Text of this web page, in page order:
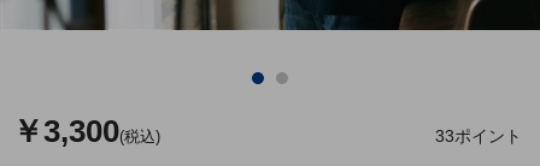
￥3,300(税込) 33ポイント